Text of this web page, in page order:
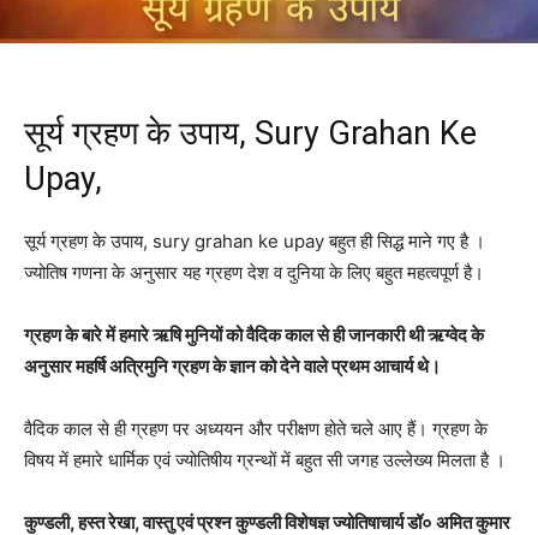
सूर्य ग्रहण के उपाय, Sury Grahan Ke
Upay,
सूर्य ग्रहण के उपाय, sury grahan ke upay बहुत ही सिद्ध माने गए है ।
ज्‍योतिष गणना के अनुसार यह ग्रहण देश व दुनिया के लिए बहुत महत्वपूर्ण है।
ग्रहण के बारे में हमारे ऋषि मुनियों को वैदिक काल से ही जानकारी थी ऋग्वेद के
अनुसार महर्षि अत्रिमुनि ग्रहण के ज्ञान को देने वाले प्रथम आचार्य थे।
वैदिक काल से ही ग्रहण पर अध्ययन और परीक्षण होते चले आए हैं। ग्रहण के
विषय में हमारे धार्मिक एवं ज्योतिषीय ग्रन्थों में बहुत सी जगह उल्लेख्य मिलता है ।
कुण्डली, हस्त रेखा, वास्तु एवं प्रश्न कुण्डली विशेषज्ञ ज्योतिषाचार्य डॉ० अमित कुमार